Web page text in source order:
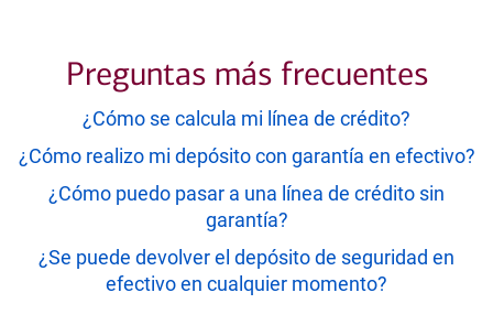
Preguntas más frecuentes
¿Cómo se calcula mi línea de crédito?
¿Cómo realizo mi depósito con garantía en efectivo?
¿Cómo puedo pasar a una línea de crédito sin
garantía?
¿Se puede devolver el depósito de seguridad en
efectivo en cualquier momento?